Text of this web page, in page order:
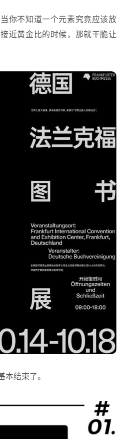
你不知道一个元素究竟应该放
近黄金比的时候，那就干脆让
结束了。